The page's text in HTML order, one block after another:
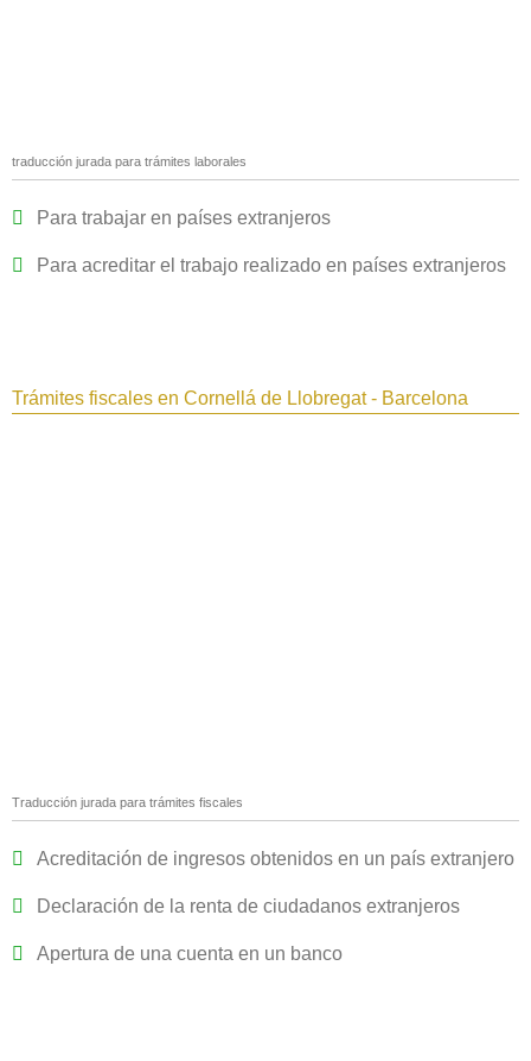
traducción jurada para trámites laborales
Para trabajar en países extranjeros
Para acreditar el trabajo realizado en países extranjeros
Trámites fiscales en Cornellá de Llobregat - Barcelona
Traducción jurada para trámites fiscales
Acreditación de ingresos obtenidos en un país extranjero
Declaración de la renta de ciudadanos extranjeros
Apertura de una cuenta en un banco